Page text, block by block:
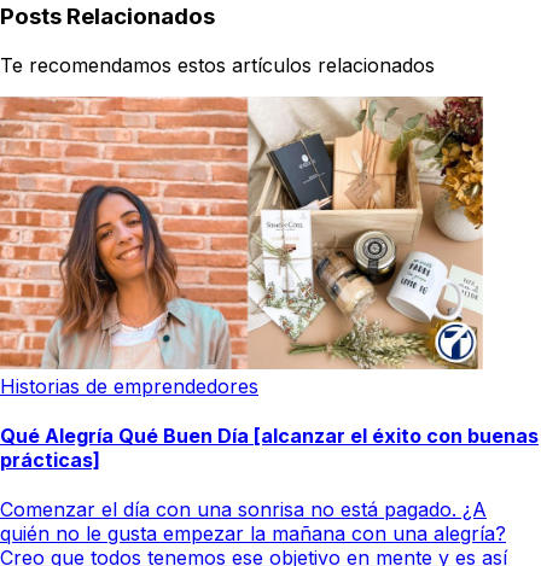
Posts Relacionados
Te recomendamos estos artículos relacionados
Historias de emprendedores
Qué Alegría Qué Buen Día [alcanzar el éxito con buenas
prácticas]
Comenzar el día con una sonrisa no está pagado. ¿A
quién no le gusta empezar la mañana con una alegría?
Creo que todos tenemos ese objetivo en mente y es así